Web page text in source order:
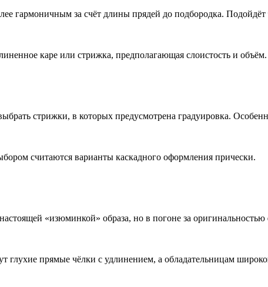
гармоничным за счёт длины прядей до подбородка.
каре или стрижка, предполагающая слоистость и объём.
стрижки, в которых предусмотрена градуировка.
считаются варианты каскадного оформления прически.
«изюминкой» образа, но в погоне за
прямые чёлки с удлинением, а обладательницам